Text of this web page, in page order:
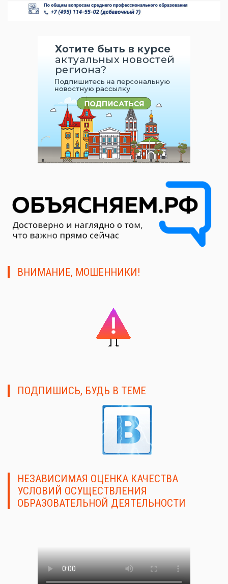
ВНИМАНИЕ, МОШЕННИКИ!
ПОДПИШИСЬ, БУДЬ В ТЕМЕ
НЕЗАВИСИМАЯ ОЦЕНКА КАЧЕСТВА
УСЛОВИЙ ОСУЩЕСТВЛЕНИЯ
ОБРАЗОВАТЕЛЬНОЙ ДЕЯТЕЛЬНОСТИ